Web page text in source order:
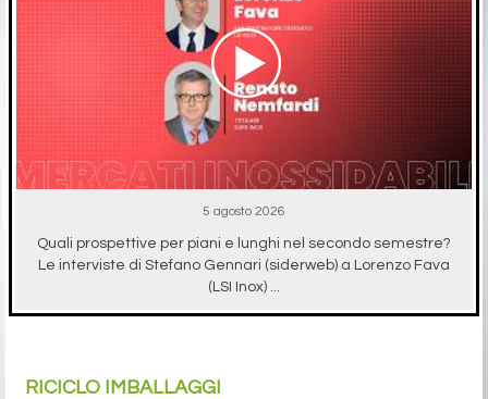
5 agosto 2026
Quali prospettive per piani e lunghi nel secondo semestre?
Le interviste di Stefano Gennari (siderweb) a Lorenzo Fava
(LSI Inox) ...
RICICLO IMBALLAGGI